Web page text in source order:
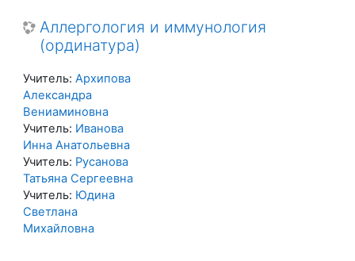
Аллергология и иммунология
(ординатура)
Учитель: Архипова
Александра
Вениаминовна
Учитель: Иванова
Инна Анатольевна
Учитель: Русанова
Татьяна Сергеевна
Учитель: Юдина
Светлана
Михайловна